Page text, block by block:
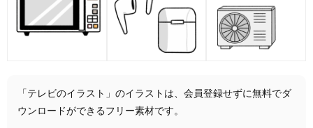
「テレビのイラスト」のイラストは、会員登録せずに無料でダ
ウンロードができるフリー素材です。